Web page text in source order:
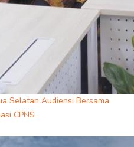
Selatan Audiensi Bersama
CPNS